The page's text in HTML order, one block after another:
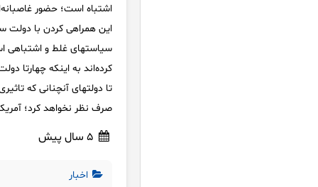
اشتباه است؛ حضور
این همراهی کردن با دولت
سیاستهای غلط و اشتباهی
کرده‌اند به اینکه چهارتا
تا دولتهای آنچنانی که
صرف نظر نخواهد کرد؛ آمریکایی‌ها
اخبار